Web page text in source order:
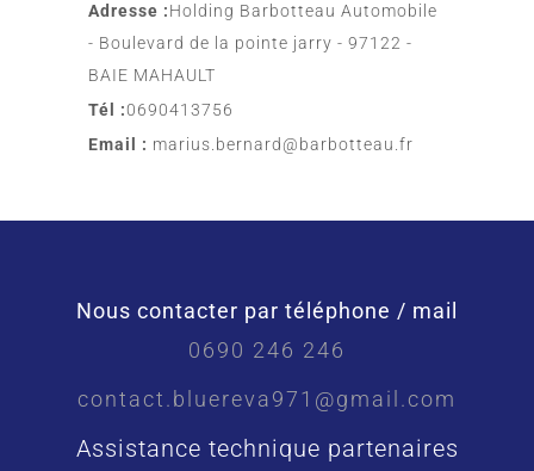
Adresse :Holding Barbotteau Automobile
- Boulevard de la pointe jarry - 97122 -
BAIE MAHAULT
Tél :0690413756
Email : marius.bernard@barbotteau.fr
Nous contacter par téléphone / mail
0690 246 246
contact.bluereva971@gmail.com
Assistance technique partenaires